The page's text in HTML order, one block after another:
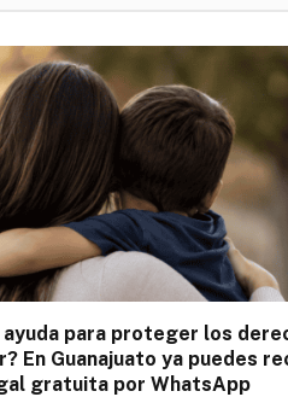
para proteger los
En Guanajuato ya puedes
gratuita por WhatsApp